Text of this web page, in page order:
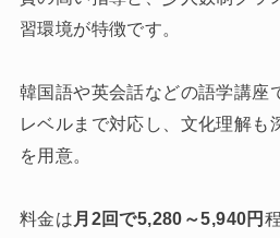
習環境が特徴です。
韓国語や英会話などの語学講座
レベルまで対応し、文化理解も
を用意。
料金は 月2回で5,280～5,940円